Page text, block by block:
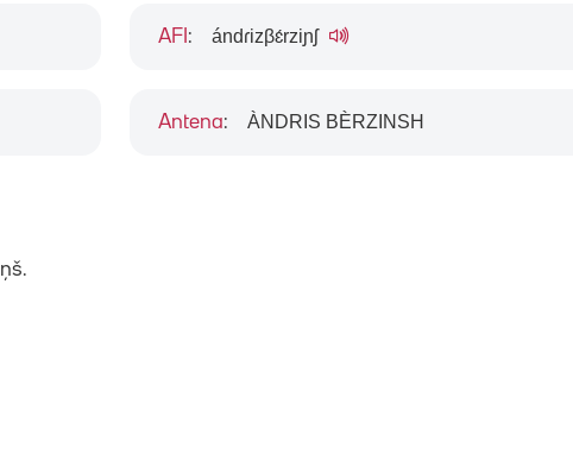
AFI : ándɾizβɛ́rziɲʃ
Antena: ÀNDRIS BÈRZINSH